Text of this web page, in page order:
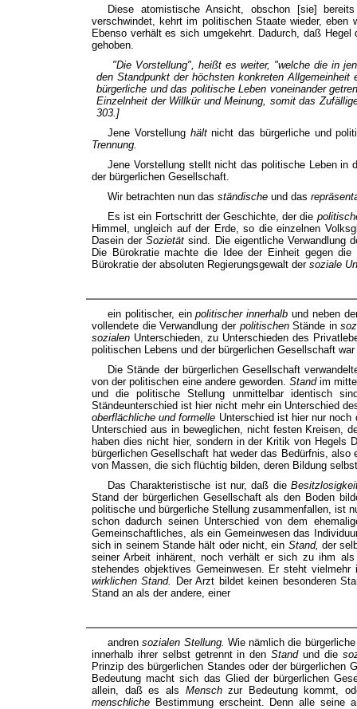
Diese atomistische Ansicht, obschon [sie]
verschwindet, kehrt im politischen Staate wieder,
Ebenso verhält es sich umgekehrt. Dadurch, daß
gehoben.
"Die Vorstellung", heißt es weiter, "welche die in
den Standpunkt derhöchsten konkreten Allgemeinheit
bürgerliche und das politische Leben voneinander
Einzelnheit der Willkür und Meinung, somit das
303.]
Jene Vorstellung hältnicht das bürgerliche und
Trennung.
Jene Vorstellung stellt nicht das politische Leben
der bürgerlichen Gesellschaft.
Wir betrachten nun das ständische und das
Es ist ein Fortschritt der Geschichte, der die
Himmel, ungleich auf der Erde, so die einzelnen
Dasein derSozietätsind. Die eigentliche Verwandlung
Die Bürokratie machte die Idee der Einheit gegen
Bürokratie der absoluten Regierungsgewalt der soziale
ein politischer, einpolitischer innerhalbund neben
vollendete die Verwandlung der politischenStände in
sozialen Unterschieden, zu Unterschieden des
politischen Lebens und der bürgerlichen Gesellschaft
Die Stände der bürgerlichen Gesellschaft
von der politischen eine andere geworden.Standim
und die politische Stellung unmittelbar identisch
Ständeunterschied ist hier nicht mehr ein Unterschied
oberflächliche und formelle Unterschied ist hier nur
Unterschied aus in beweglichen, nicht festen Kreisen,
haben dies nicht hier, sondern in der Kritik von Hegels
bürgerlichen Gesellschaft hat weder das Bedürfnis,
von Massen, die sich flüchtig bilden, deren Bildung
Das Charakteristische ist nur, daß die
Stand der bürgerlichen Gesellschaft als den Boden
politische und bürgerliche Stellung zusammenfallen, ist
schon dadurch seinen Unterschied von dem
Gemeinschaftliches, als ein Gemeinwesen das
sich in seinem Stande hält oder nicht, ein Stand,der
seiner Arbeit inhärent, noch verhält er sich zu ihm
stehendes objektives Gemeinwesen. Er steht
wirklichen Stand.
Der Arzt bildet keinen besonderen
Stand an als der andere, einer
andrensozialen Stellung. Wie nämlich die
innerhalb ihrer selbst getrennt in denStand und die
Prinzip des bürgerlichen Standes oder der bürgerlichen
Bedeutung macht sich das Glied der bürgerlichen
allein, daß es als Menschzur Bedeutung kommt,
menschliche Bestimmung erscheint. Denn alle seine